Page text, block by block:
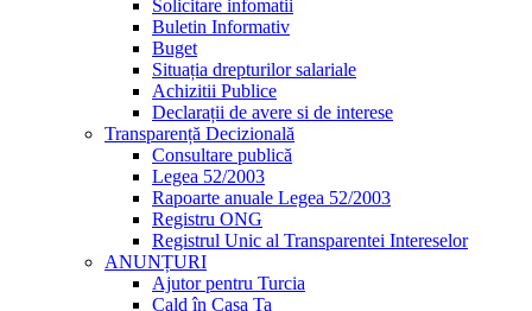
Solicitare infomatii
Buletin Informativ
Buget
Situația drepturilor salariale
Achizitii Publice
Declarații de avere si de interese
Transparență Decizională
Consultare publică
Legea 52/2003
Rapoarte anuale Legea 52/2003
Registru ONG
Registrul Unic al Transparentei Intereselor
ANUNȚURI
Ajutor pentru Turcia
Cald în Casa Ta